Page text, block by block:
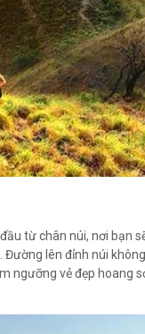
từ chân núi, nơi bạn
lên đỉnh núi
ngưỡng vẻ đẹp hoang